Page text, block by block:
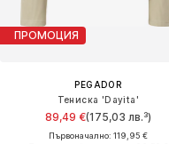
ПРОМОЦИЯ
PEGADOR
Тениска 'Dayita'
89,49 €(175,03 лв.³)
Първоначално: 119,95 €